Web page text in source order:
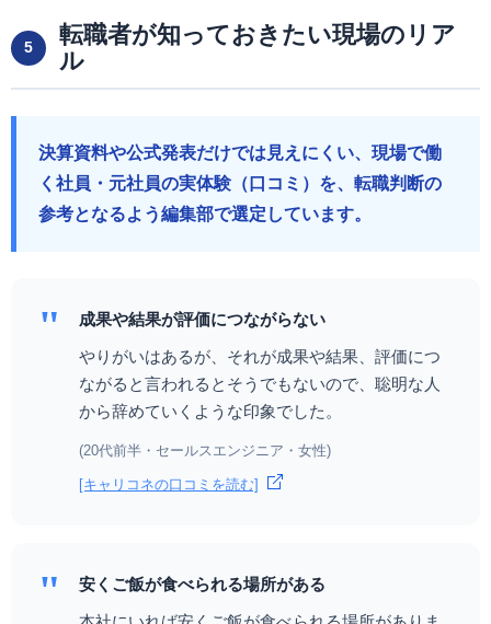
5
転職者が知っておきたい現場のリア
ル
決算資料や公式発表だけでは見えにくい、現場で働
く社員・元社員の実体験（口コミ）を、転職判断の
参考となるよう編集部で選定しています。
"
成果や結果が評価につながらない
やりがいはあるが、それが成果や結果、評価につ
ながると言われるとそうでもないので、聡明な人
から辞めていくような印象でした。
(20代前半・セールスエンジニア・女性)
[キャリコネの口コミを読む]
"
安くご飯が食べられる場所がある